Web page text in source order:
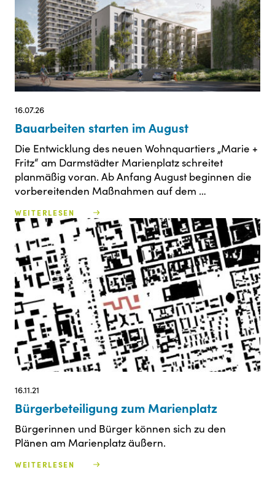
16.07.26
Bauarbeiten starten im August
Die Entwicklung des neuen Wohnquartiers „Marie +
Fritz“ am Darmstädter Marienplatz schreitet
planmäßig voran. Ab Anfang August beginnen die
vorbereitenden Maßnahmen auf dem …
WEITERLESEN
16.11.21
Bürgerbeteiligung zum Marienplatz
Bürgerinnen und Bürger können sich zu den
Plänen am Marienplatz äußern.
WEITERLESEN